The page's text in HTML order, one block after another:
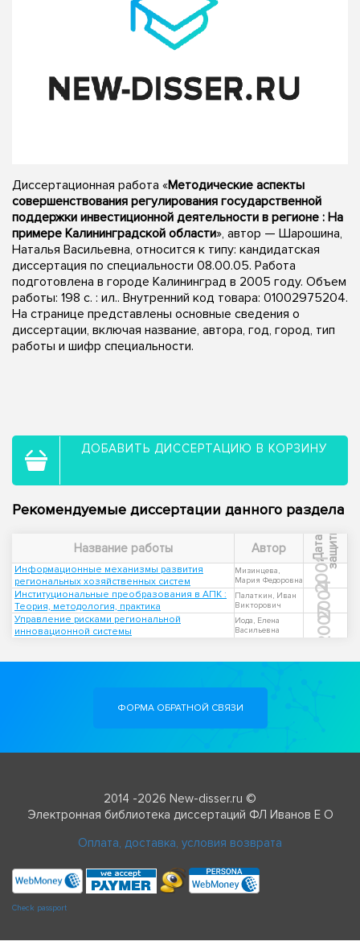
Диссертационная работа «Методические аспекты
совершенствования регулирования государственной
поддержки инвестиционной деятельности в регионе : На
примере Калининградской области», автор — Шарошина,
Наталья Васильевна, относится к типу: кандидатская
диссертация по специальности 08.00.05. Работа
подготовлена в городе Калининград в 2005 году. Объем
работы: 198 с. : ил.. Внутренний код товара: 01002975204.
На странице представлены основные сведения о
диссертации, включая название, автора, год, город, тип
работы и шифр специальности.
ДОБАВИТЬ ДИССЕРТАЦИЮ В КОРЗИНУ
Рекомендуемые диссертации данного раздела
Название работы Автор Д
а
т
а
з
а
щ
и
ты
Информационные механизмы развития
региональных хозяйственных систем
Мизинцева,
Мария Федоровна
2001
Институциональные преобразования в АПК :
Теория, методология, практика
Палаткин, Иван
Викторович
2004
Управление рисками региональной
инновационной системы
Иода, Елена
Васильевна
2007
ФОРМА ОБРАТНОЙ СВЯЗИ
2014 -2026 New-disser.ru ©
Электронная библиотека диссертаций ФЛ Иванов Е О
Оплата, доставка, условия возврата
Check passport